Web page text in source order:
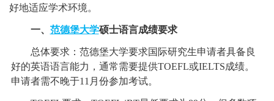
好地适应学术环境。
一、 范德堡大学硕士语言成绩要求
总体要求：范德堡大学要求国际研究生申请者具备良
好的英语语言能力，通常需要提供TOEFL或IELTS成绩。
申请者需不晚于11月份参加考试。